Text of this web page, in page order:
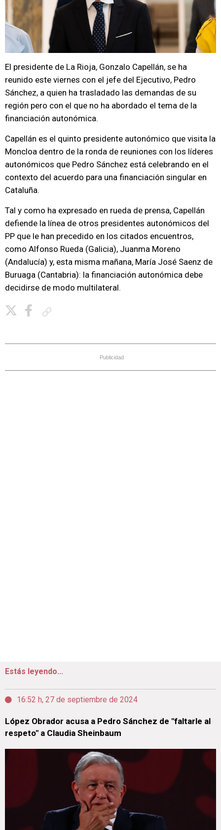
El presidente de La Rioja, Gonzalo Capellán, se ha
reunido este viernes con el jefe del Ejecutivo, Pedro
Sánchez, a quien ha trasladado las demandas de su
región pero con el que no ha abordado el tema de la
financiación autonómica.
Capellán es el quinto presidente autonómico que visita la
Moncloa dentro de la ronda de reuniones con los líderes
autonómicos que Pedro Sánchez está celebrando en el
contexto del acuerdo para una financiación singular en
Cataluña.
Tal y como ha expresado en rueda de prensa, Capellán
defiende la línea de otros presidentes autonómicos del
PP que le han precedido en los citados encuentros,
como Alfonso Rueda (Galicia), Juanma Moreno
(Andalucía) y, esta misma mañana, María José Saenz de
Buruaga (Cantabria): la financiación autonómica debe
decidirse de modo multilateral.
Publicidad
Estás leyendo...
16:52 h, 27 de septiembre de 2024
López Obrador acusa a Pedro Sánchez de "faltarle al
respeto" a Claudia Sheinbaum